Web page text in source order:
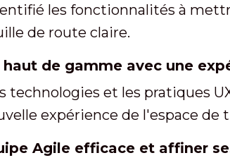
les fonctionnalités à
de route claire.
de gamme avec une
technologies et les pratiques
expérience de l'espace de
Agile efficace et affiner